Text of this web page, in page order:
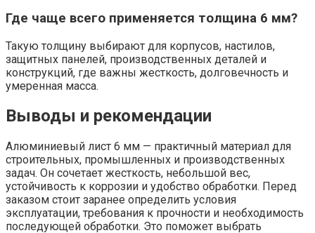
Где чаще всего применяется толщина 6 мм?
Такую толщину выбирают для корпусов, настилов,
защитных панелей, производственных деталей и
конструкций, где важны жесткость, долговечность и
умеренная масса.
Выводы и рекомендации
Алюминиевый лист 6 мм — практичный материал для
строительных, промышленных и производственных
задач. Он сочетает жесткость, небольшой вес,
устойчивость к коррозии и удобство обработки. Перед
заказом стоит заранее определить условия
эксплуатации, требования к прочности и необходимость
последующей обработки. Это поможет выбрать